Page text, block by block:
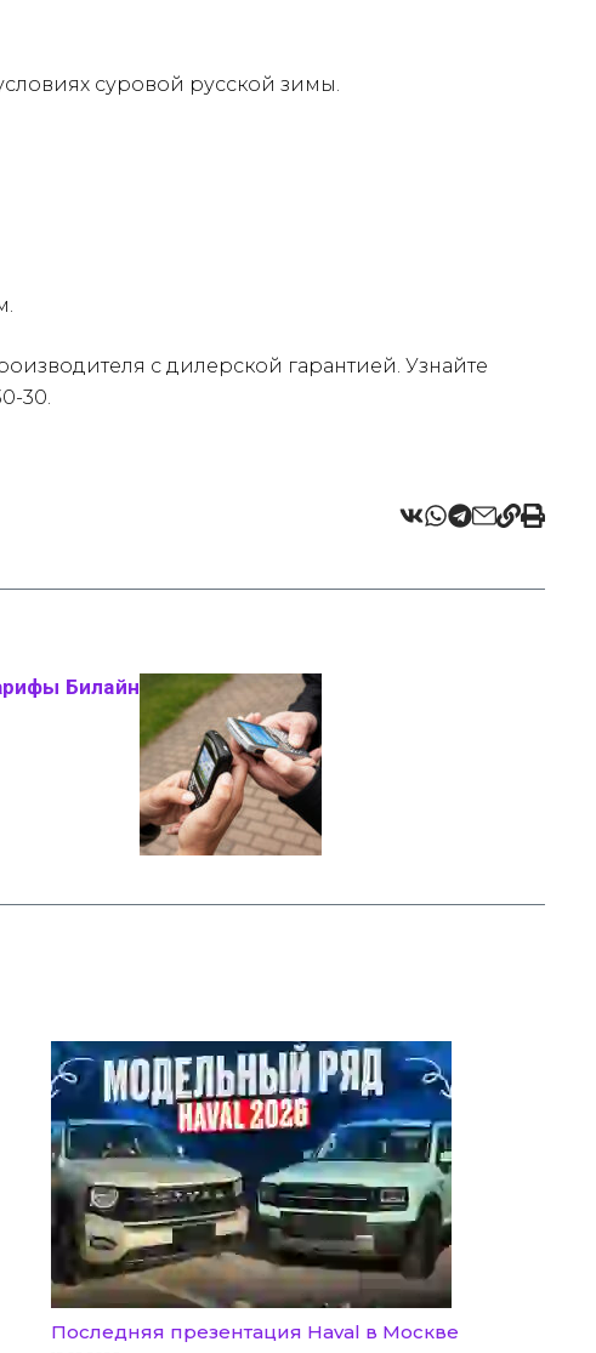
суровой русской зимы.
с дилерской гарантией. Узнайте
30.
Билайн
Последняя презентация Haval в Москве